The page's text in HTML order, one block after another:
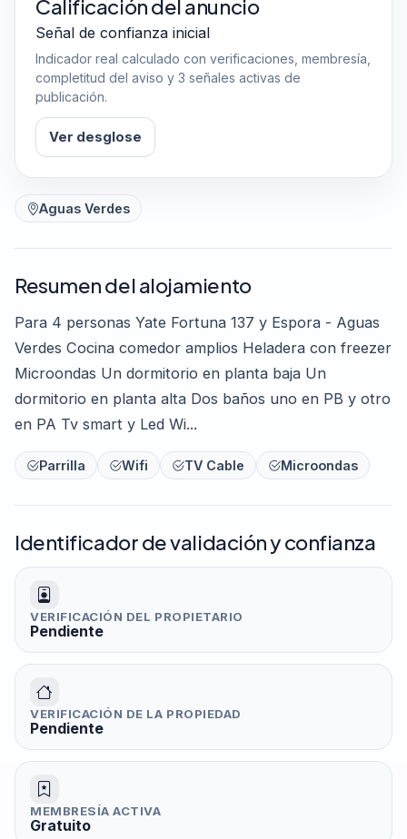
Calificación del anuncio
Señal de confianza inicial
Indicador real calculado con verificaciones, membresía,
completitud del aviso y 3 señales activas de
publicación.
Ver desglose
Aguas Verdes
Resumen del alojamiento
Para 4 personas Yate Fortuna 137 y Espora - Aguas
Verdes Cocina comedor amplios Heladera con freezer
Microondas Un dormitorio en planta baja Un
dormitorio en planta alta Dos baños uno en PB y otro
en PA Tv smart y Led Wi...
Parrilla Wifi TV Cable Microondas
Identificador de validación y confianza
VERIFICACIÓN DEL PROPIETARIO
Pendiente
VERIFICACIÓN DE LA PROPIEDAD
Pendiente
MEMBRESÍA ACTIVA
Gratuito